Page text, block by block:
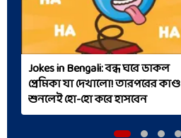
Jokes in Bengali: বন্ধ ঘরে ডাকল
প্রেমিকা যা দেখালো! তারপরের কাণ্ড
শুনলেই হো-হো করে হাসবেন